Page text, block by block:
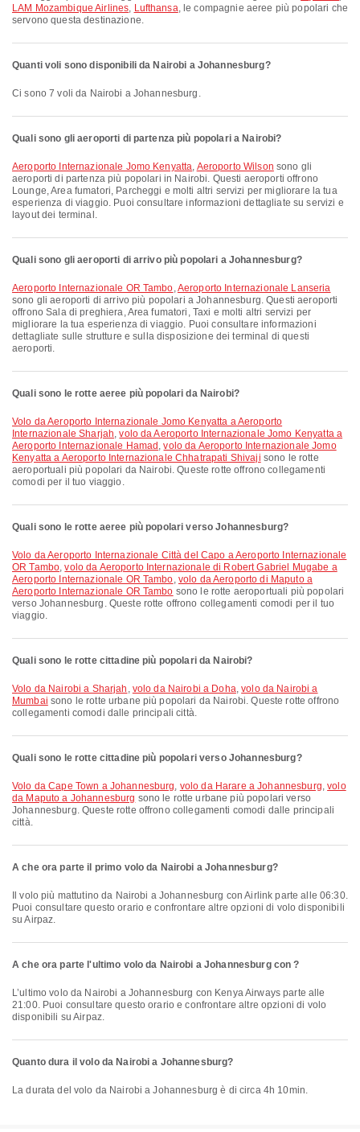
LAM Mozambique Airlines, Lufthansa, le compagnie aeree più popolari che
servono questa destinazione.
Quanti voli sono disponibili da Nairobi a Johannesburg?
Ci sono 7 voli da Nairobi a Johannesburg.
Quali sono gli aeroporti di partenza più popolari a Nairobi?
Aeroporto Internazionale Jomo Kenyatta, Aeroporto Wilson sono gli
aeroporti di partenza più popolari in Nairobi. Questi aeroporti offrono
Lounge, Area fumatori, Parcheggi e molti altri servizi per migliorare la tua
esperienza di viaggio. Puoi consultare informazioni dettagliate su servizi e
layout dei terminal.
Quali sono gli aeroporti di arrivo più popolari a Johannesburg?
Aeroporto Internazionale OR Tambo,Aeroporto Internazionale Lanseria
sono gli aeroporti di arrivo più popolari a Johannesburg. Questi aeroporti
offrono Sala di preghiera, Area fumatori, Taxi e molti altri servizi per
migliorare la tua esperienza di viaggio. Puoi consultare informazioni
dettagliate sulle strutture e sulla disposizione dei terminal di questi
aeroporti.
Quali sono le rotte aeree più popolari da Nairobi?
volo da Aeroporto Internazionale Jomo Kenyatta a Aeroporto
Internazionale Sharjah,volo da Aeroporto Internazionale Jomo Kenyatta a
Aeroporto Internazionale Hamad ,volo da Aeroporto Internazionale Jomo
Kenyatta a Aeroporto Internazionale Chhatrapati Shivaji sono le rotte
aeroportuali più popolari da Nairobi. Queste rotte offrono collegamenti
comodi per il tuo viaggio.
Quali sono le rotte aeree più popolari verso Johannesburg?
volo da Aeroporto Internazionale Città del Capo a Aeroporto Internazionale
OR Tambo,volo da Aeroporto Internazionale di Robert Gabriel Mugabe a
Aeroporto Internazionale OR Tambo, volo da Aeroporto di Maputo a
Aeroporto Internazionale OR Tambo sono le rotte aeroportuali più popolari
verso Johannesburg. Queste rotte offrono collegamenti comodi per il tuo
viaggio.
Quali sono le rotte cittadine più popolari da Nairobi?
volo da Nairobi a Sharjah , volo da Nairobi a Doha,volo da Nairobi a
Mumbai sono le rotte urbane più popolari da Nairobi. Queste rotte offrono
collegamenti comodi dalle principali città.
Quali sono le rotte cittadine più popolari verso Johannesburg?
volo da Cape Town a Johannesburg, volo da Harare a Johannesburg,volo
da Maputo a Johannesburg sono le rotte urbane più popolari verso
Johannesburg. Queste rotte offrono collegamenti comodi dalle principali
città.
A che ora parte il primo volo da Nairobi a Johannesburg?
Puoi consultare questo orario e confrontare altre opzioni di volo disponibili
su Airpaz.
A che ora parte l'ultimo volo da Nairobi a Johannesburg con ?
L’ultimo volo da Nairobi a Johannesburg con Kenya Airways parte alle
21:00. Puoi consultare questo orario e confrontare altre opzioni di volo
disponibili su Airpaz.
Quanto dura il volo da Nairobi a Johannesburg?
La durata del volo da Nairobi a Johannesburg è di circa 4h 10min.